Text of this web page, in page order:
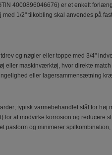
4000896046676) er et enkelt
1/2" tilkobling skal anvendes på
og nøgler eller toppe med 3/4"
eller maskinværktøj, hvor direkte
eller lagersammensætning
typisk varmebehandlet stål for høj
at modvirke korrosion og reducere
og minimerer